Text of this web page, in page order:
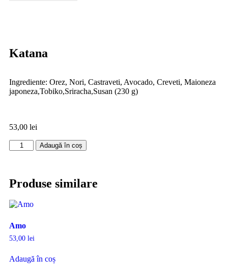
Katana
Ingrediente: Orez, Nori, Castraveti, Avocado, Creveti, Maioneza
japoneza,Tobiko,Sriracha,Susan (230 g)
53,00 lei
Adaugă în coș
Produse similare
Amo
53,00 lei
Adaugă în coș